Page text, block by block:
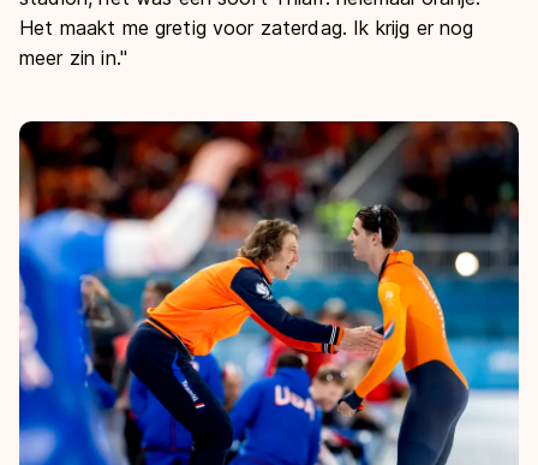
Het maakt me gretig voor zaterdag. Ik krijg er nog
meer zin in."